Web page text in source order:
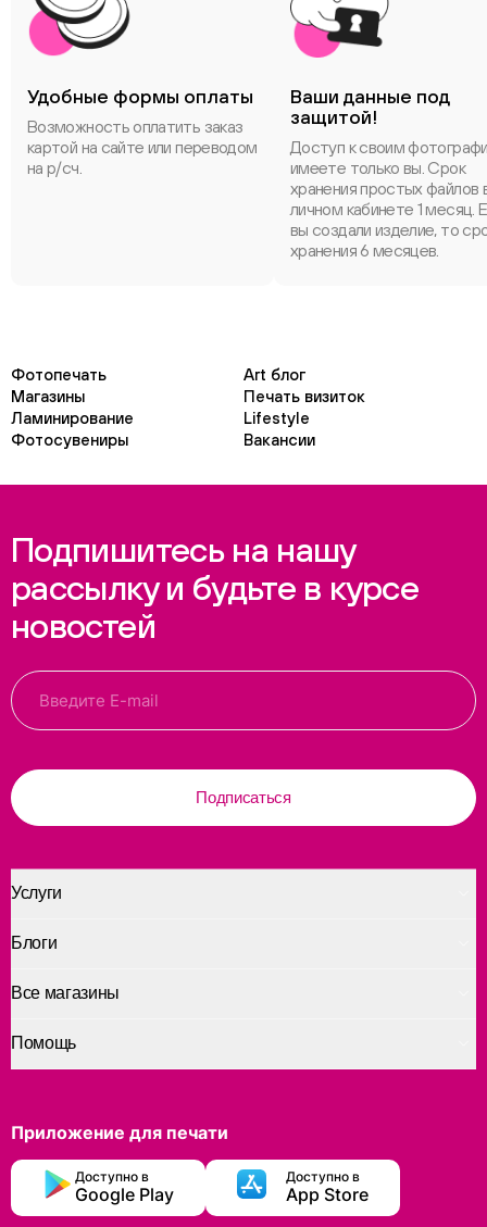
Удобные формы оплаты
Возможность оплатить заказ
картой на сайте или переводом
на р/сч.
Ваши данные под
защитой!
Доступ к своим
имеете только вы. Срок
хранения простых файлов
личном кабинете 1 месяц.
вы создали изделие, то
хранения 6 месяцев.
Фотопечать
Art блог
Магазины
Печать визиток
Ламинирование
Lifestyle
Фотосувениры
Вакансии
Подпишитесь на нашу
рассылку и будьте в курсе
новостей
Подписаться
Услуги
Помощь
Блоги
Все магазины
Приложение для печати
Доступно в
Google Play
Доступно в
App Store